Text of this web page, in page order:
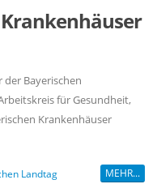
der Bayerischen
für Gesundheit,
Krankenhäuser
Landtag MEHR...